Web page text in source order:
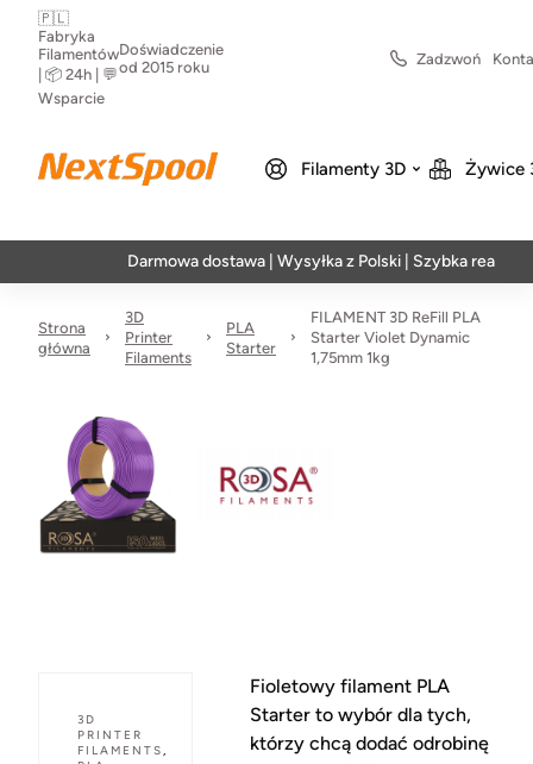
🇵🇱
Fabryka
Filamentów
| 📦 24h | 💬
Wsparcie
Doświadczenie
od 2015 roku
Zadzwoń
Filamenty 3D Żywice
Darmowa dostawa | Wysyłka z Polski | Szybka realizacja w
Strona
główna
3D
Printer
Filaments
PLA
Starter
FILAMENT 3D ReFill PLA
Starter Violet Dynamic
1,75mm 1kg
3D
PRINTER
FILAMENTS,
Fioletowy filament PLA
Starter to wybór dla tych,
którzy chcą dodać odrobinę